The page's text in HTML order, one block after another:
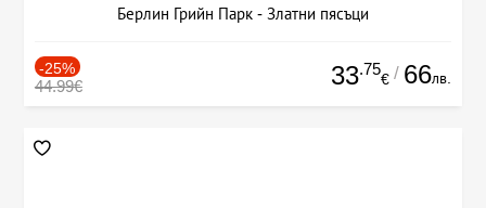
Берлин Грийн Парк - Златни пясъци
-25%
44.99€ 33.75
€ / 66лв.